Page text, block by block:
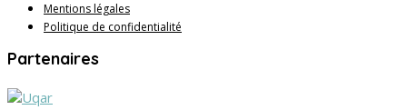
Mentions légales
Politique de confidentialité
Partenaires